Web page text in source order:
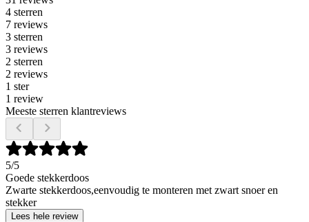
4 sterren
7 reviews
3 sterren
3 reviews
2 sterren
2 reviews
1 ster
1 review
Meeste sterren klantreviews
5/5
Goede stekkerdoos
Zwarte stekkerdoos,eenvoudig te monteren met zwart snoer en
stekker
Lees hele review